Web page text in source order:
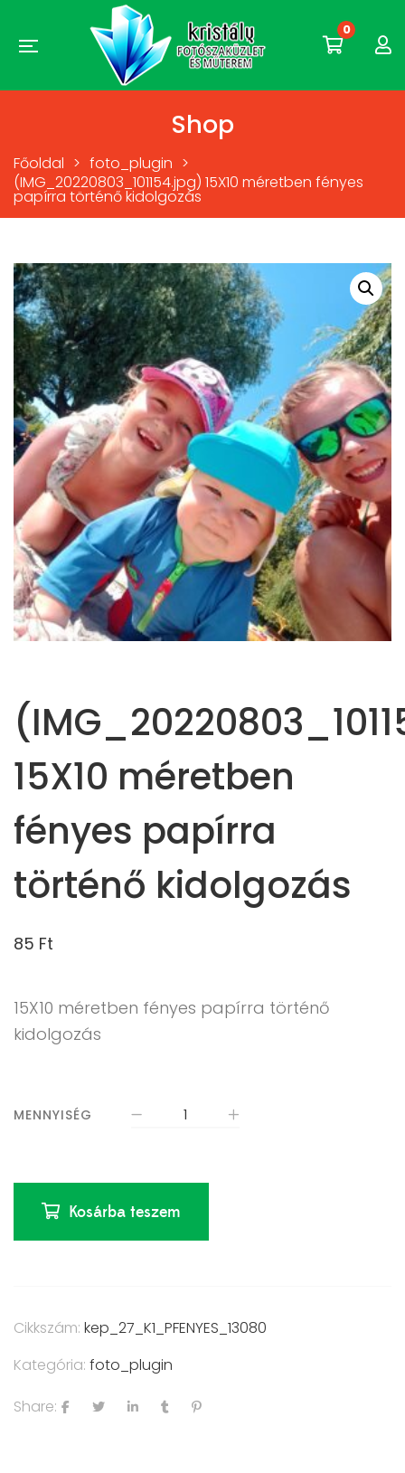
0
Shop
Főoldal > foto_plugin >
(IMG_20220803_101154.jpg) 15X10 méretben fényes
papírra történő kidolgozás
15X10 méretben
fényes papírra
történő kidolgozás
85 Ft
15X10 méretben fényes papírra történő
kidolgozás
MENNYISÉG
Kosárba teszem
Cikkszám: kep_27_K1_PFENYES_13080
Kategória: foto_plugin
Share: